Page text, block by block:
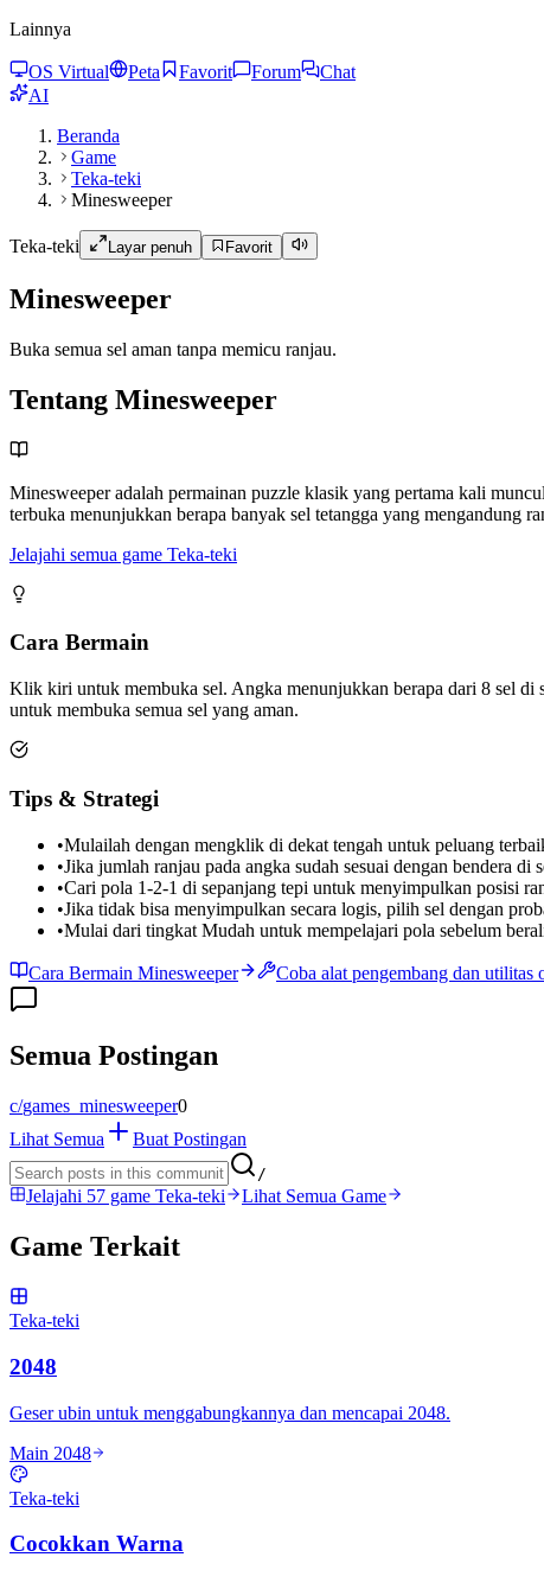
Lainnya
OS Virtual Peta Favorit Forum
Chat
AI
Beranda
Game
Teka-teki
Minesweeper
Teka-teki Layar penuh Favorit
Minesweeper
Buka semua sel aman tanpa memicu ranjau.
Tentang Minesweeper
Minesweeper adalah permainan puzzle klasik yang pertama kali
terbuka menunjukkan berapa banyak sel tetangga yang mengandung
Jelajahi semua game Teka-teki
Cara Bermain
Klik kiri untuk membuka sel. Angka menunjukkan berapa dari 8 sel di
untuk membuka semua sel yang aman.
Tips & Strategi
•Mulailah dengan mengklik di dekat tengah untuk peluang
•Jika jumlah ranjau pada angka sudah sesuai dengan bendera di
•Cari pola 1-2-1 di sepanjang tepi untuk menyimpulkan posisi
•Jika tidak bisa menyimpulkan secara logis, pilih sel dengan
•Mulai dari tingkat Mudah untuk mempelajari pola sebelum
Cara Bermain Minesweeper Coba alat pengembang dan utilitas
Semua Postingan
c/games_minesweeper0
Lihat Semua
Buat Postingan
/
Jelajahi 57 game Teka-teki Lihat Semua Game
Game Terkait
Teka-teki
2048
Geser ubin untuk menggabungkannya dan mencapai 2048.
Main 2048
Teka-teki
Cocokkan Warna